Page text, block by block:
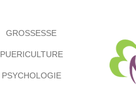
GROSSESSE
PUERICULTURE
PSYCHOLOGIE